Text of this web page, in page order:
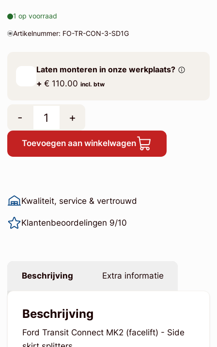
1 op voorraad
Artikelnummer: FO-TR-CON-3-SD1G
Laten monteren in onze werkplaats?
+ € 110.00 incl. btw
- +
Toevoegen aan winkelwagen
Kwaliteit, service & vertrouwd
Klantenbeoordelingen 9/10
Beschrijving Extra informatie
Beschrijving
Ford Transit Connect MK2 (facelift) - Side